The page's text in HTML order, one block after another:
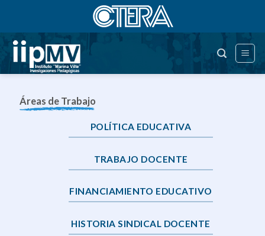
contenido
Áreas de Trabajo
POLÍTICA EDUCATIVA
TRABAJO DOCENTE
FINANCIAMIENTO EDUCATIVO
HISTORIA SINDICAL DOCENTE